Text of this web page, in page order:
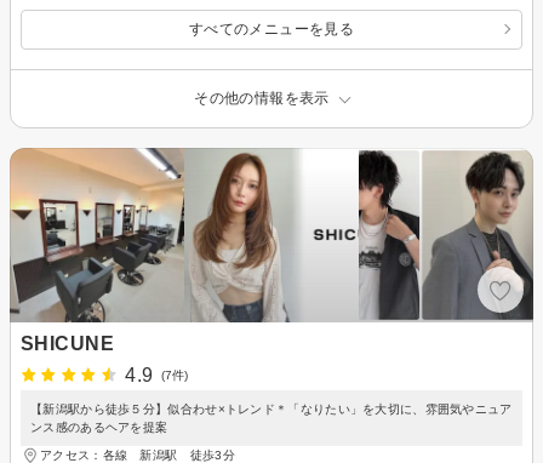
すべてのメニューを見る
その他の情報を表示
SHICUNE
4.9
(7件)
【新潟駅から徒歩５分】似合わせ×トレンド＊「なりたい」を大切に、雰囲気やニュア
ンス感のあるヘアを提案
アクセス：各線 新潟駅 徒歩3分